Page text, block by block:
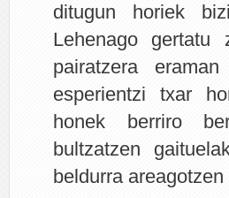
ditugun horiek
Lehenago gertatu
pairatzera
esperientzi txar
honek berriro
bultzatzen
beldurra areagotzen